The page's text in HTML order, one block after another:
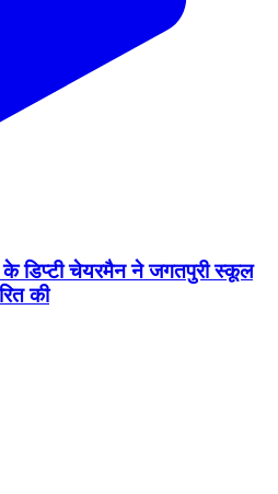
के डिप्टी चेयरमैन ने जगतपुरी स्कूल
की